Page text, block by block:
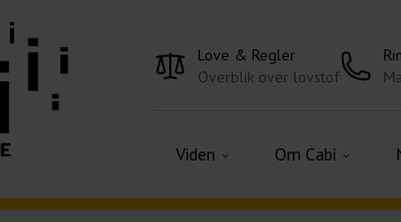
Love & Regler
Overblik over lovstof
Viden Om Cabi